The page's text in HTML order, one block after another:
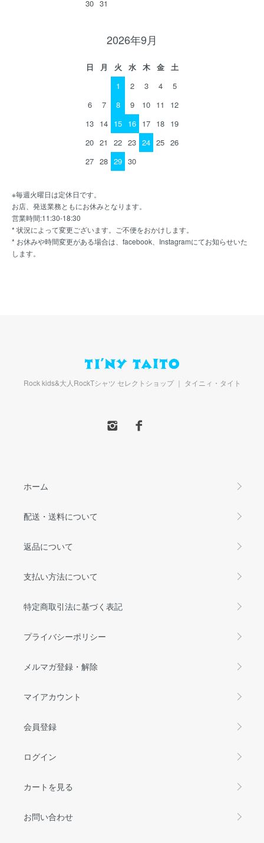
30 31
2026年9月
日 月 火 水 木 金
土
1
2 3 4
5
6
7 8 9 10 11
12
13 14 15 16 17 18 19
20 21 22 23 24 25 26
27 28 29 30
※毎週火曜日は定休日です。
お店、発送業務ともにお休みとなります。
営業時間:11:30-18:30
* 状況によって変更ございます。ご不便をおかけします。
* お休みや時間変更がある場合は、facebook、Instagramにてお知らせいた
します。
Rock kids&大人RockTシャツ セレクトショップ ｜ タイニィ・タイト
ホーム
配送・送料について
返品について
支払い方法について
特定商取引法に基づく表記
プライバシーポリシー
メルマガ登録・解除
マイアカウント
会員登録
ログイン
カートを見る
お問い合わせ